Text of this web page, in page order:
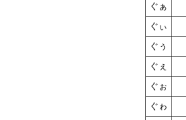
ぐぁ
ぐぃ
ぐぅ
ぐぇ
ぐぉ
ぐゎ